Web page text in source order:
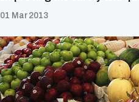
01 Mar 2013